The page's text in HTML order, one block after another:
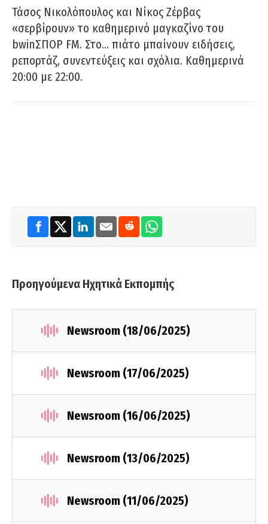
Τάσος Νικολόπουλος και Νίκος Ζέρβας
«σερβίρουν» το καθημερινό μαγκαζίνο του
bwinΣΠΟΡ FM. Στο… πιάτο μπαίνουν ειδήσεις,
ρεπορτάζ, συνεντεύξεις και σχόλια. Καθημερινά
20:00 με 22:00.
Προηγούμενα Ηχητικά Εκπομπής
Newsroom (18/06/2025)
Newsroom (17/06/2025)
Newsroom (16/06/2025)
Newsroom (13/06/2025)
Newsroom (11/06/2025)